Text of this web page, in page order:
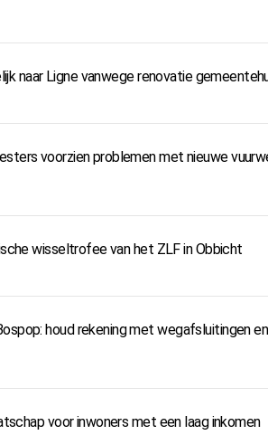
naar Ligne vanwege renovatie
voorzien problemen met nieuwe
wisseltrofee van het ZLF in Obbicht
houd rekening met wegafsluitingen
voor inwoners met een laag inkomen